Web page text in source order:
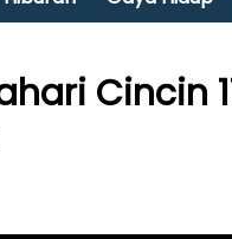
Cincin